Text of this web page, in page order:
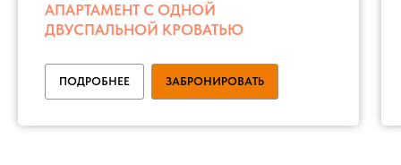
АПАРТАМЕНТ С ОДНОЙ
ДВУСПАЛЬНОЙ КРОВАТЬЮ
ПОДРОБНЕЕ ЗАБРОНИРОВАТЬ